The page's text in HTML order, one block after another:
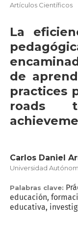
Artículos Científicos
La
de
practices
roads
Carlos Daniel
Universidad
Palabras clave:
educación,
educativa,